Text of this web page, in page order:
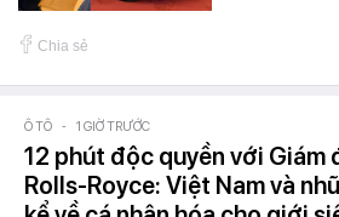
Chia sẻ
Ô TÔ - 1 GIỜ TRƯỚC
12 phút độc quyền với Giám
Rolls-Royce: Việt Nam và